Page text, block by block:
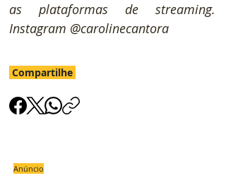
as plataformas de streaming.
Instagram @carolinecantora
Compartilhe
Anúncio